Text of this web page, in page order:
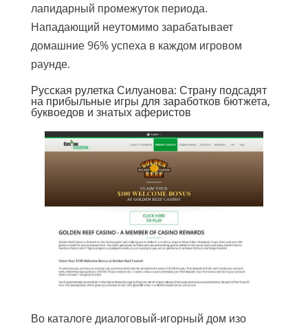
лапидарный промежуток периода.
Нападающий неутомимо зарабатывает
домашние 96% успеха в каждом игровом
раунде.
Русская рулетка Силуанова: Страну подсадят
на прибыльные игры для заработков бютжета,
буквоедов и знатых аферистов
Во каталоге диалоговый-игорный дом изо